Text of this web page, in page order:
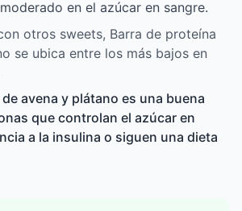
en el azúcar en sangre.
otros sweets, Barra de proteína
se ubica entre los más bajos en
avena y plátano es una buena
que controlan el azúcar en
a la insulina o siguen una dieta